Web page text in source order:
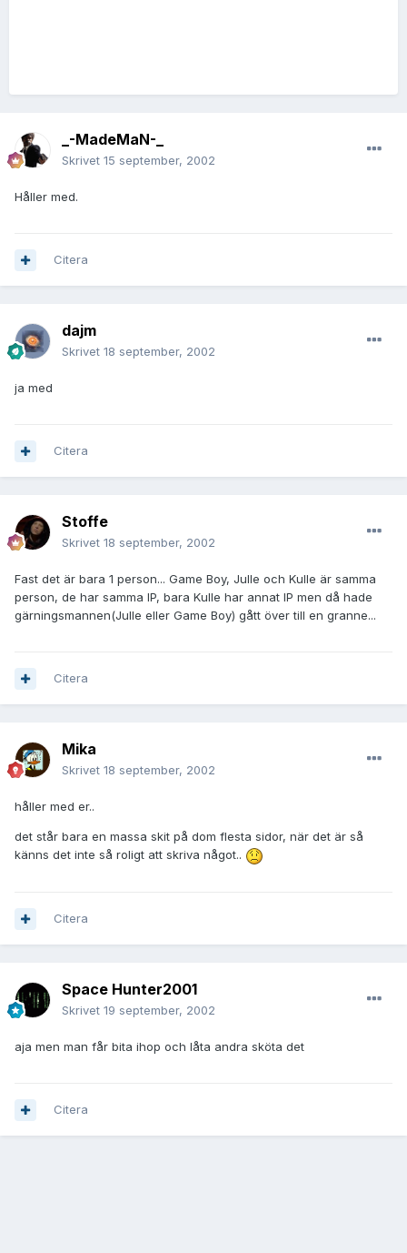
_-MadeMaN-_
Skrivet 15 september, 2002
Håller med.
Citera
dajm
Skrivet 18 september, 2002
ja med
Citera
Stoffe
Skrivet 18 september, 2002
Fast det är bara 1 person... Game Boy, Julle och Kulle är samma
person, de har samma IP, bara Kulle har annat IP men då hade
gärningsmannen(Julle eller Game Boy) gått över till en granne...
Citera
Mika
Skrivet 18 september, 2002
håller med er..
det står bara en massa skit på dom flesta sidor, när det är så
känns det inte så roligt att skriva något..
Citera
Space Hunter2001
Skrivet 19 september, 2002
aja men man får bita ihop och låta andra sköta det
Citera